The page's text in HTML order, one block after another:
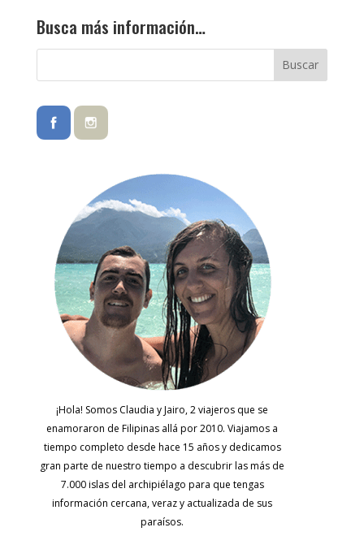
Busca más información…
¡Hola! Somos Claudia y Jairo, 2 viajeros que se
enamoraron de Filipinas allá por 2010. Viajamos a
tiempo completo desde hace 15 años y dedicamos
gran parte de nuestro tiempo a descubrir las más de
7.000 islas del archipiélago para que tengas
información cercana, veraz y actualizada de sus
paraísos.